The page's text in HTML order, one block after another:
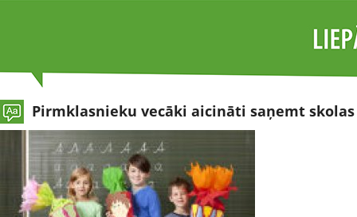
Pirmklasnieku vecāki aicināti saņemt